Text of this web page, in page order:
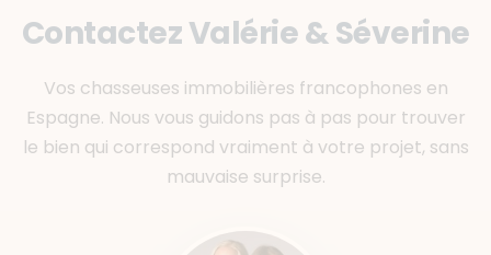
Contactez Valérie & Séverine
Vos chasseuses immobilières francophones en
Espagne. Nous vous guidons pas à pas pour trouver
le bien qui correspond vraiment à votre projet, sans
mauvaise surprise.